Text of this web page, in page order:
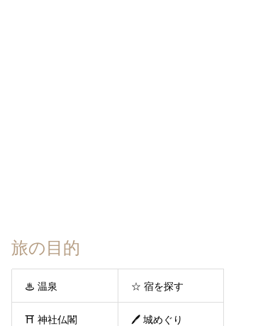
旅の目的
♨ 温泉 ☆ 宿を探す
⛩ 神社仏閣 🖊 城めぐり